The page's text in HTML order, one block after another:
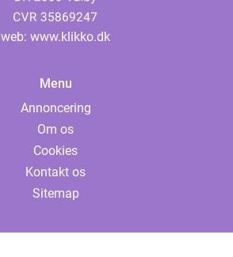
web: www.klikko.dk
Menu
Annoncering
Om os
Cookies
Kontakt os
Sitemap